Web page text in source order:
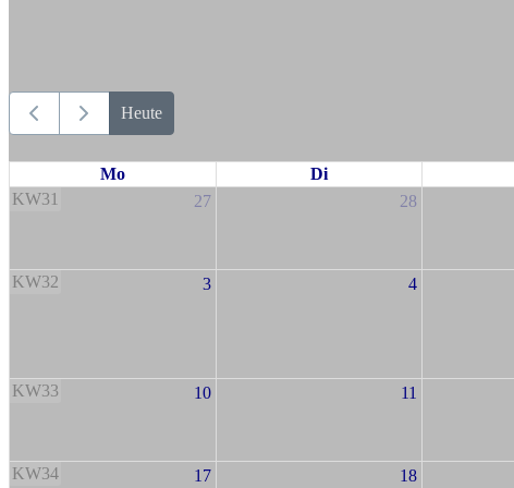
Heute
Mo Di
KW31
27 28
KW32 3 4
KW33 10 11
KW34 17 18